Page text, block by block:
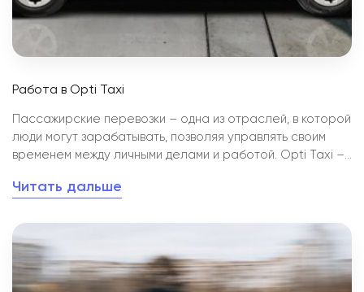
Работа в Opti Taxi
Пассажирские перевозки – одна из отраслей, в которой
люди могут зарабатывать, позволяя управлять своим
временем между личными делами и работой. Opti Taxi –
Компания присутствует в 40 городах, имеет
водителям выгодные условия, помощь и множество
других преимуществ. Образование и стремление к
развитию – сильные стороны компании, поэтому каждый
водитель, стремящийся попасть в команду Opti,
Читать дальше